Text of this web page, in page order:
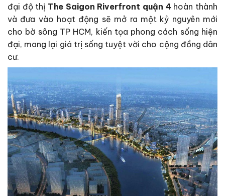
đại độ thị The Saigon Riverfront quận 4hoàn thành
và đưa vào hoạt động sẽ mở ra một kỷ nguyên mới
cho bờ sông TP HCM, kiến tọa phong cách sống hiện
đại, mang lại giá trị sống tuyệt vời cho cộng đồng dân
cư.